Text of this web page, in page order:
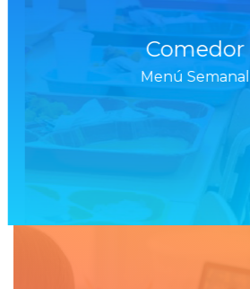
Comedor
Menú Semanal